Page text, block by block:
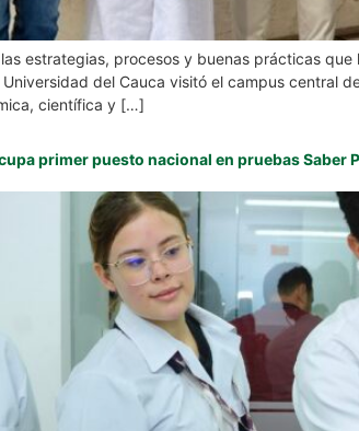
estrategias, procesos y buenas prácticas
del Cauca visitó el campus central
científica y […]
primer puesto nacional en pruebas Saber